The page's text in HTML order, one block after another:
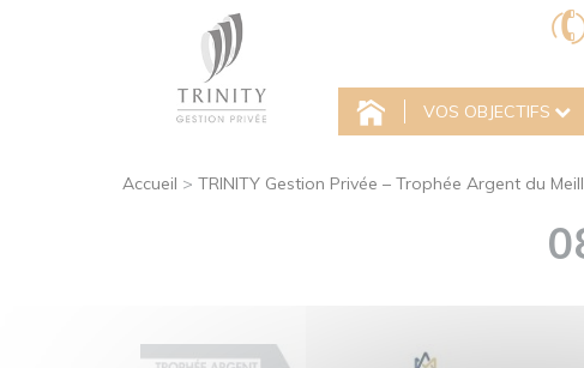
VOS OBJECTIFS
Accueil > TRINITY Gestion Privée – Trophée Argent du